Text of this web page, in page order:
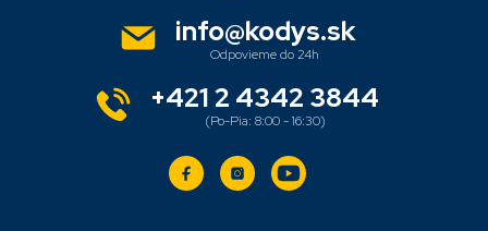
info@kodys.sk
+421 2 4342 3844